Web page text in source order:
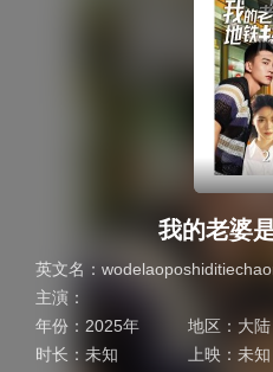
我的老婆
英文名：
主演：
年份： 2025年 地区： 大陆
时长： 未知 上映：未知